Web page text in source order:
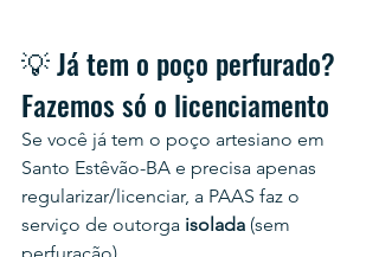
💡 Já tem o poço perfurado?
Fazemos só o licenciamento
Se você já tem o poço artesiano em
Santo Estêvão-BA e precisa apenas
regularizar/licenciar, a PAAS faz o
serviço de outorga isolada (sem